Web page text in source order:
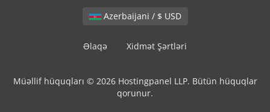
Azerbaijani / $ USD
Əlaqə Xidmət Şərtləri
Müəllif hüquqları © 2026 Hostingpanel LLP. Bütün hüquqlar
qorunur.